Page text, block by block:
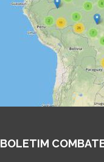
BOLETIM